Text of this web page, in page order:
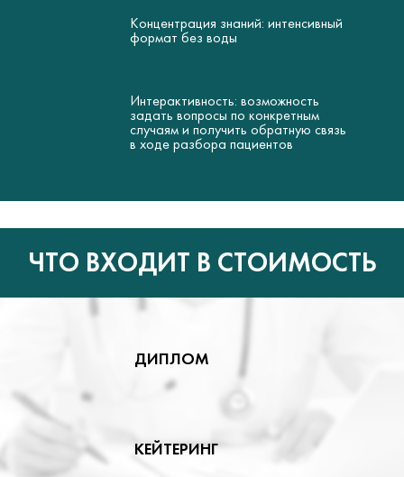
Интерактивность: возможность
задать вопросы по конкретным
случаям и получить обратную связь
в ходе разбора пациентов
Концентрация знаний: интенсивный
формат без воды
ЧТО ВХОДИТ В СТОИМОСТЬ
КЕЙТЕРИНГ
ДИПЛОМ